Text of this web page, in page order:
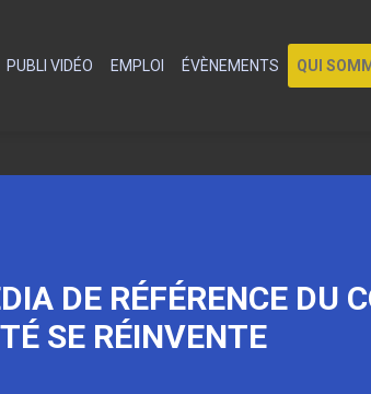
PUBLI VIDÉO EMPLOI ÉVÈNEMENTS QUI
DE RÉFÉRENCE DU
SE RÉINVENTE